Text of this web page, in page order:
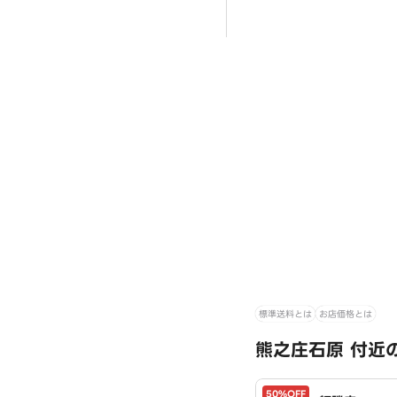
標準送料とは お店価格とは
熊之庄石原 付近
50%OFF